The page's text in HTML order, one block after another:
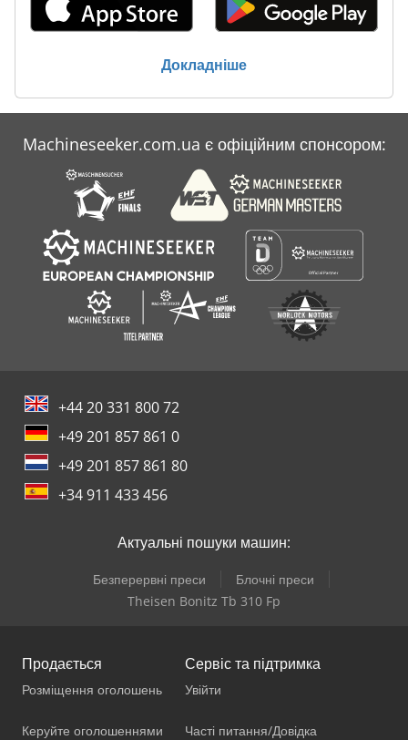
Докладніше
Machineseeker.com.ua є офіційним спонсором:
+44 20 331 800 72
+49 201 857 861 0
+49 201 857 861 80
+34 911 433 456
Актуальні пошуки машин:
Безперервні преси
Блочні преси
Theisen Bonitz Tb 310 Fp
Продається
Розміщення оголошень
Керуйте оголошеннями
Сервіс та підтримка
Увійти
Часті питання/Довідка